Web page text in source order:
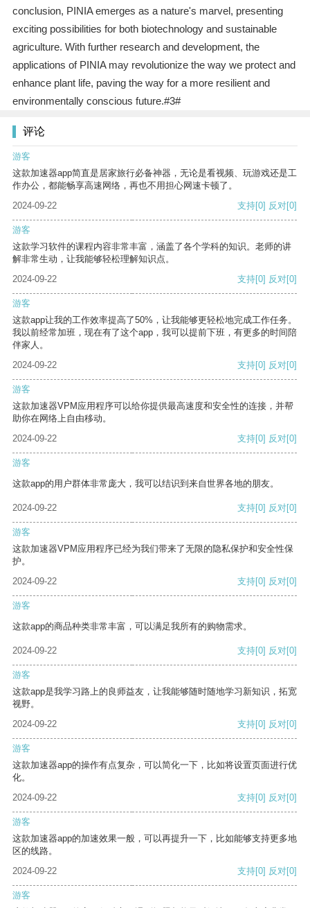
conclusion, PINIA emerges as a nature's marvel, presenting
exciting possibilities for both biotechnology and sustainable
agriculture. With further research and development, the
applications of PINIA may revolutionize the way we protect and
enhance plant life, paving the way for a more resilient and
environmentally conscious future.#3#
评论
游客
这款加速器app简直是居家旅行必备神器，无论是看视频、玩游戏还是工
作办公，都能畅享高速网络，再也不用担心网速卡顿了。
2024-09-22
支持[0] 反对[0]
游客
这款学习软件的课程内容非常丰富，涵盖了各个学科的知识。老师的讲
解非常生动，让我能够轻松理解知识点。
2024-09-22
支持[0] 反对[0]
游客
这款app让我的工作效率提高了50%，让我能够更轻松地完成工作任务。
我以前经常加班，现在有了这个app，我可以提前下班，有更多的时间陪
伴家人。
2024-09-22
支持[0] 反对[0]
游客
这款加速器VPM应用程序可以给你提供最高速度和安全性的连接，并帮
助你在网络上自由移动。
2024-09-22
支持[0] 反对[0]
游客
这款app的用户群体非常庞大，我可以结识到来自世界各地的朋友。
2024-09-22 支持[0] 反对[0]
游客
这款加速器VPM应用程序已经为我们带来了无限的隐私保护和安全性保
护。
2024-09-22
支持[0] 反对[0]
游客
这款app的商品种类非常丰富，可以满足我所有的购物需求。
2024-09-22 支持[0] 反对[0]
游客
这款app是我学习路上的良师益友，让我能够随时随地学习新知识，拓宽
视野。
2024-09-22
支持[0] 反对[0]
游客
这款加速器app的操作有点复杂，可以简化一下，比如将设置页面进行优
化。
2024-09-22
支持[0] 反对[0]
游客
这款加速器app的加速效果一般，可以再提升一下，比如能够支持更多地
区的线路。
2024-09-22
支持[0] 反对[0]
游客